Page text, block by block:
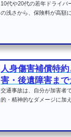
10代や20代の若年ドライバ
の浅さから、保険料が高額
人身傷害補償特
害・後遺障害ま
交通事故は、自分が加害者
的・精神的なダメージに加